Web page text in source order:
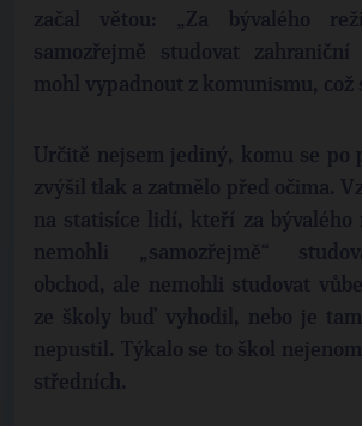
začal větou: „Za bývalého
samozřejmě studovat zahraniční
mohl vypadnout z komunismu, což
Určitě nejsem jediný, komu se po
zvýšil tlak a zatmělo před očima.
na statisíce lidí, kteří za bývalého
nemohli „samozřejmě“
obchod, ale nemohli studovat
ze školy buď vyhodil, nebo je
nepustil. Týkalo se to škol
středních.